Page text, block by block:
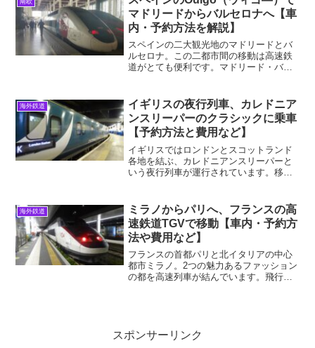
達した区間で、快適で高速...
南欧
マドリードからバルセロナへ【車
内・予約方法を解説】
スペインの二大観光地のマドリードとバ
ルセロナ。この二都市間の移動は高速鉄
道がとても便利です。マドリード・バル
放つのが、フランス国鉄が運行する格安
新幹線Ouigoです。6...
海外鉄道
イギリスの夜行列車、カレドニア
ンスリーパーのクラシックに乗車
【予約方法と費用など】
イギリスではロンドンとスコットランド
各地を結ぶ、カレドニアンスリーパーと
いう夜行列車が運行されています。移動
ベルの高い列車です。2022年10月、グラ
スゴーからロンドン...
海外鉄道
ミラノからパリへ、フランスの高
速鉄道TGVで移動【車内・予約方
法や費用など】
フランスの首都パリと北イタリアの中心
都市ミラノ。2つの魅力あるファッション
の都を高速列車が結んでいます。飛行機
スポンサーリンク